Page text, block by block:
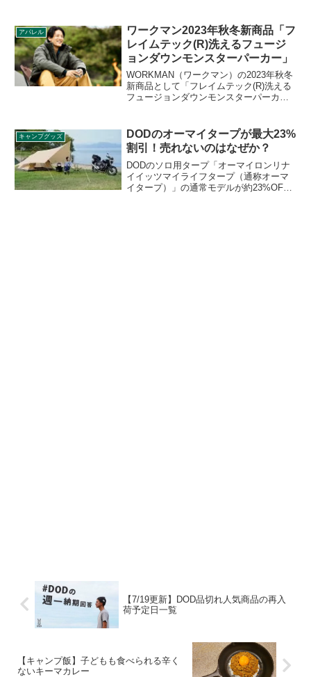
ールトレイ）」が登場しました。詳細を
レビューします。
アパレル
ワークマン2023年秋冬新商品「フ
レイムテック(R)洗えるフュージ
ョンダウンモンスターパーカー」
WORKMAN（ワークマン）の2023年秋冬
新商品として「フレイムテック(R)洗える
フュージョンダウンモンスターパーカ
ンダウンを掛け合わせた製品で、キャン
プでも安心して使えます。詳細をレビュ
ーします。
キャンプグッズ
DODのオーマイタープが最大23%
割引！売れないのはなぜか？
DODのソロ用タープ「オーマイロンリナ
イイッツマイライフタープ（通称オーマ
イタープ）」の通常モデルが約23%OFF
【7/19更新】DOD品切れ人気商品の再入
荷予定日一覧
【キャンプ飯】子どもも食べられる辛く
ないキーマカレー